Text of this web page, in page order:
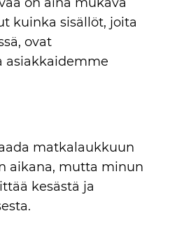
kuinka sisällöt, joita
ovat
asiakkaidemme
matkalaukkuun
aikana, mutta minun
kesästä ja